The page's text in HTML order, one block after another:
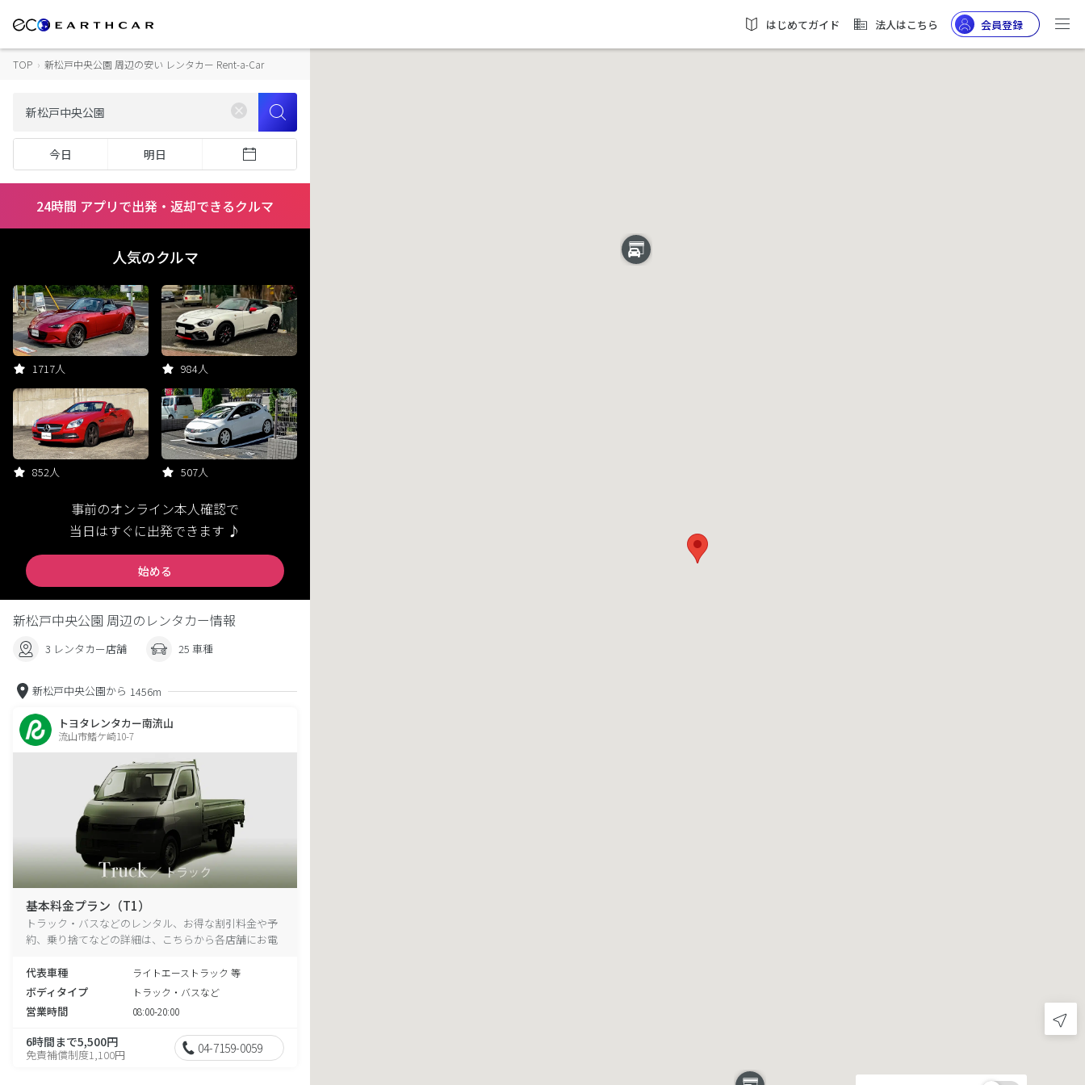
はじめてガイド 法人はこちら 会員登録
TOP › 新松戸中央公園 周辺の安い レンタカー Rent-a-Car
今日 明日
24時間 アプリで出発・返却できるクルマ
人気のクルマ
1717人 984人
852人 507人
事前のオンライン本人確認で
当日はすぐに出発できます ♪
始める
新松戸中央公園 周辺のレンタカー情報
3 レンタカー店舗 25 車種
新松戸中央公園から 1456m
トヨタレンタカー南流山
流山市鰭ケ崎10-7
基本料金プラン（T1）
トラック・バスなどのレンタル、お得な割引料金や予
約、乗り捨てなどの詳細は、こちらから各店舗にお電
代表車種
ライトエーストラック 等
ボディタイプ トラック・バスなど
営業時間 08:00-20:00
6時間まで5,500円
免責補償制度1,100円 04-7159-0059